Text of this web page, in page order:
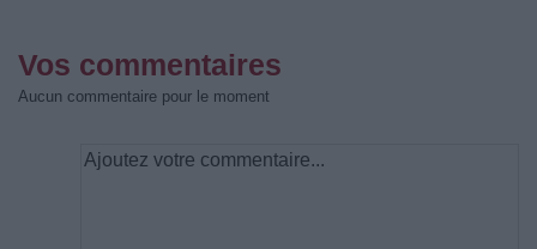
Vos commentaires
Aucun commentaire pour le moment